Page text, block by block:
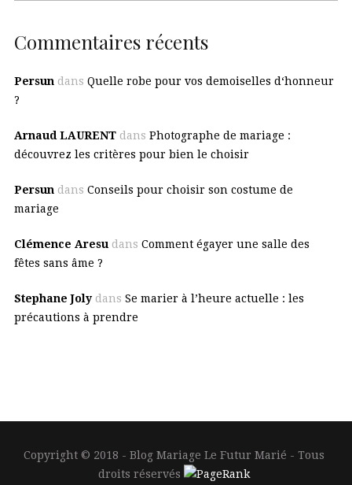
Commentaires récents
Persun dans Quelle robe pour vos demoiselles d‘honneur
?
Arnaud LAURENT dans Photographe de mariage :
découvrez les critères pour bien le choisir
Persun dans Conseils pour choisir son costume de
mariage
Clémence Aresu dans Comment égayer une salle des
fêtes sans âme ?
Stephane Jolydans Se marier à l’heure actuelle : les
précautions à prendre
Copyright © 2018 - Blog Mariage Le Futur Marié - Tous
droits réservés